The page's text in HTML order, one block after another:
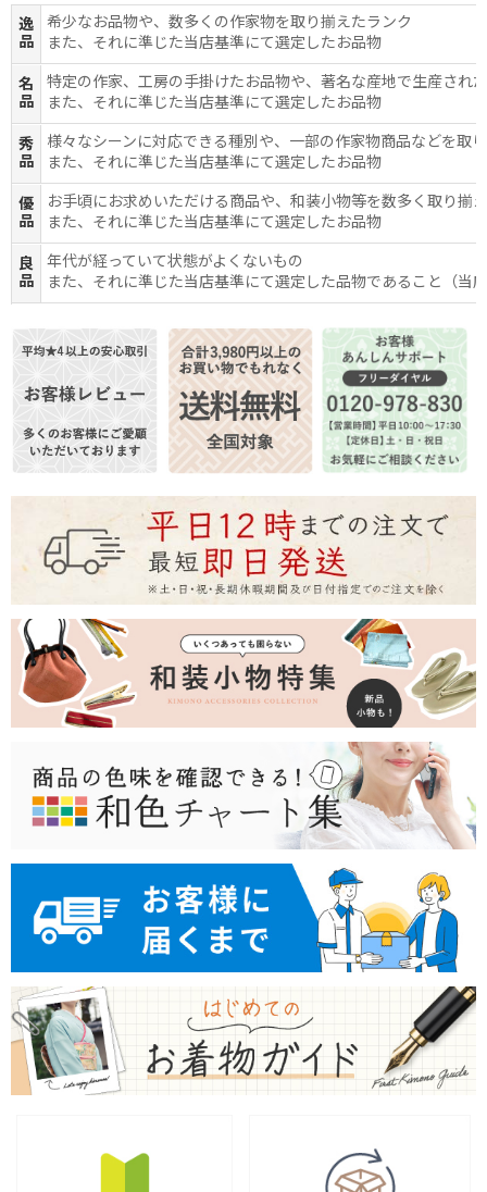
逸
品
希少なお品物や、数多くの作家物を取り揃えたランク
また、それに準じた当店基準にて選定したお品物
名
品
特定の作家、工房の手掛けたお品物や、著名な産地で生産され
また、それに準じた当店基準にて選定したお品物
秀
品
様々なシーンに対応できる種別や、一部の作家物商品などを取
また、それに準じた当店基準にて選定したお品物
優
品
お手頃にお求めいただける商品や、和装小物等を数多く取り揃
また、それに準じた当店基準にて選定したお品物
良
品
年代が経っていて状態がよくないもの
また、それに準じた当店基準にて選定した品物であること（当